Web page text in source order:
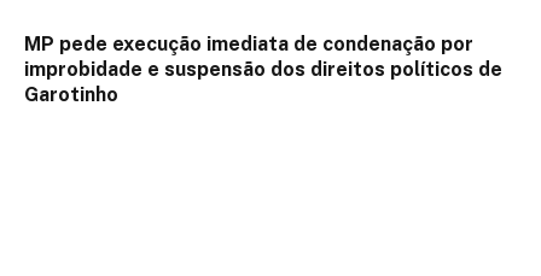
MP pede execução imediata de condenação por
improbidade e suspensão dos direitos políticos de
Garotinho